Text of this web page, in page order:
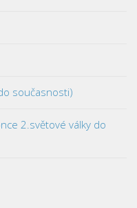
současnosti)
2.světové války do